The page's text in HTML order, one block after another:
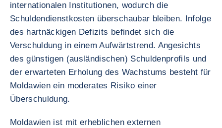
internationalen Institutionen, wodurch die
Schuldendienstkosten überschaubar bleiben. Infolge
des hartnäckigen Defizits befindet sich die
Verschuldung in einem Aufwärtstrend. Angesichts
des günstigen (ausländischen) Schuldenprofils und
der erwarteten Erholung des Wachstums besteht für
Moldawien ein moderates Risiko einer
Überschuldung.
Moldawien ist mit erheblichen externen